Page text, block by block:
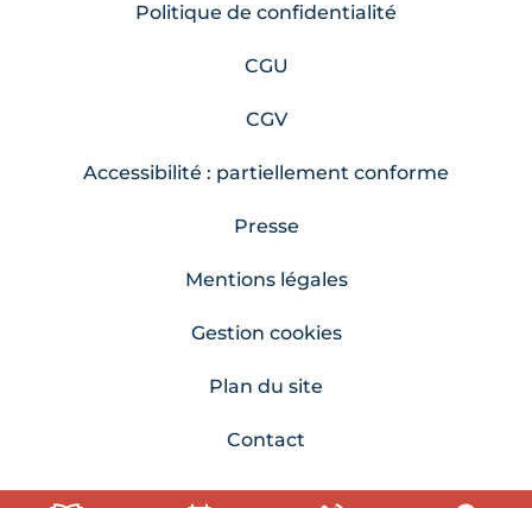
Politique de confidentialité
CGU
CGV
Accessibilité : partiellement conforme
Presse
Mentions légales
Gestion cookies
Plan du site
Contact